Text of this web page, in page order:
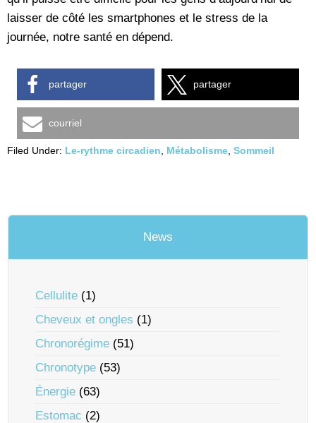
laisser de côté les smartphones et le stress de la
journée, notre santé en dépend.
partager partager
courriel
Filed Under: Le-rythme circadien Métabolisme Sommeil
News
Cellulite (1)
Cheveux et ongles (1)
Chronorégime (51)
Chronotype (53)
Énergie (63)
Estomac (2)